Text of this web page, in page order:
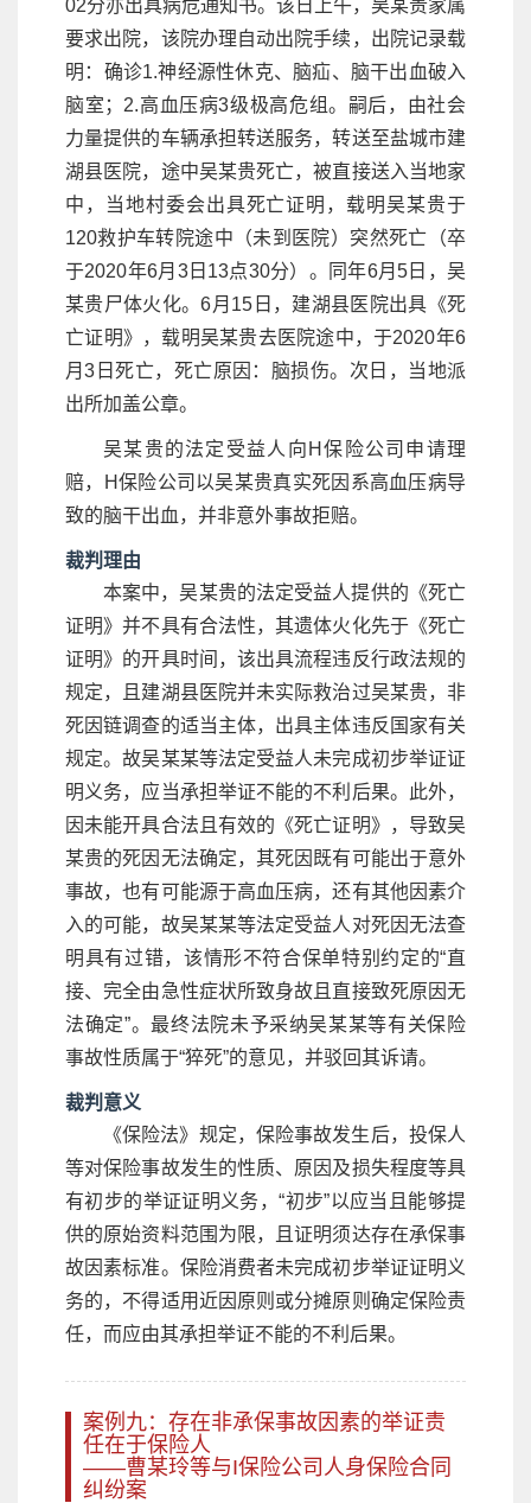
02分亦出具病危通知书。该日上午，吴某贵家属
要求出院，该院办理自动出院手续，出院记录载
明：确诊1.神经源性休克、脑疝、脑干出血破入
脑室；2.高血压病3级极高危组。嗣后，由社会
力量提供的车辆承担转送服务，转送至盐城市建
湖县医院，途中吴某贵死亡，被直接送入当地家
中，当地村委会出具死亡证明，载明吴某贵于
120救护车转院途中（未到医院）突然死亡（卒
于2020年6月3日13点30分）。同年6月5日，吴
某贵尸体火化。6月15日，建湖县医院出具《死
亡证明》，载明吴某贵去医院途中，于2020年6
月3日死亡，死亡原因：脑损伤。次日，当地派
出所加盖公章。
吴某贵的法定受益人向H保险公司申请理
赔，H保险公司以吴某贵真实死因系高血压病导
致的脑干出血，并非意外事故拒赔。
裁判理由
本案中，吴某贵的法定受益人提供的《死亡
证明》并不具有合法性，其遗体火化先于《死亡
证明》的开具时间，该出具流程违反行政法规的
规定，且建湖县医院并未实际救治过吴某贵，非
死因链调查的适当主体，出具主体违反国家有关
规定。故吴某某等法定受益人未完成初步举证证
明义务，应当承担举证不能的不利后果。此外，
因未能开具合法且有效的《死亡证明》，导致吴
某贵的死因无法确定，其死因既有可能出于意外
事故，也有可能源于高血压病，还有其他因素介
入的可能，故吴某某等法定受益人对死因无法查
明具有过错，该情形不符合保单特别约定的“直
接、完全由急性症状所致身故且直接致死原因无
法确定”。最终法院未予采纳吴某某等有关保险
事故性质属于“猝死”的意见，并驳回其诉请。
裁判意义
《保险法》规定，保险事故发生后，投保人
等对保险事故发生的性质、原因及损失程度等具
有初步的举证证明义务，“初步”以应当且能够提
供的原始资料范围为限，且证明须达存在承保事
故因素标准。保险消费者未完成初步举证证明义
务的，不得适用近因原则或分摊原则确定保险责
任，而应由其承担举证不能的不利后果。
案例九：存在非承保事故因素的举证责
任在于保险人
——曹某玲等与I保险公司人身保险合同
纠纷案